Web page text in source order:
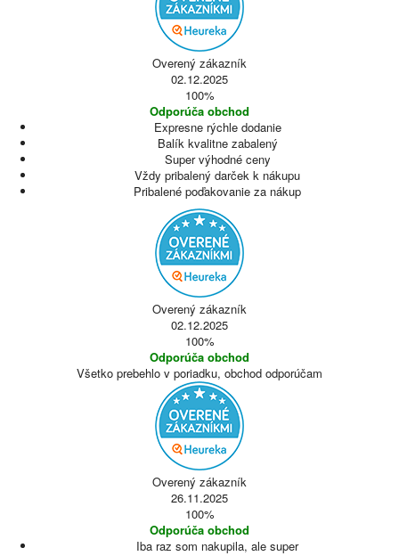
Overený zákazník
02.12.2025
100%
Odporúča obchod
Expresne rýchle dodanie
Balík kvalitne zabalený
Super výhodné ceny
Vždy pribalený darček k nákupu
Pribalené poďakovanie za nákup
Overený zákazník
02.12.2025
100%
Odporúča obchod
Všetko prebehlo v poriadku, obchod odporúčam
Overený zákazník
26.11.2025
100%
Odporúča obchod
Iba raz som nakupila, ale super